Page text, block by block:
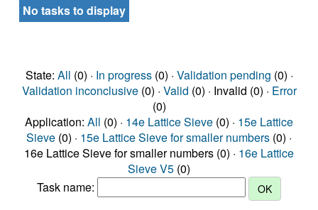
No tasks to display
State: All (0) · In progress(0) · Validation pending (0) ·
Validation inconclusive(0) · Valid (0) · Invalid (0) · Error
(0)
Application: All (0) · 14e Lattice Sieve (0) · 15e Lattice
Sieve (0) · 15e Lattice Sieve for smaller numbers (0) ·
16e Lattice Sieve for smaller numbers (0) · 16e Lattice
Sieve V5 (0)
Task name: